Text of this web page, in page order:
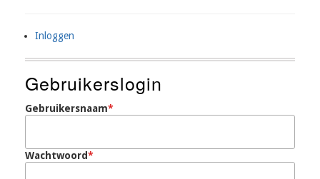
User
Account
Menu
Inloggen
Gebruikerslogin
Gebruikersnaam
Wachtwoord